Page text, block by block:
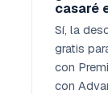
casaré
Sí, la
gratis
con
con